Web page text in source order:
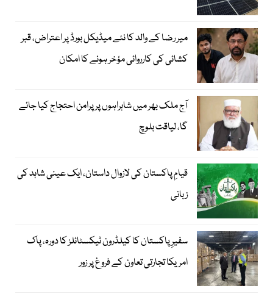
میر رضا کے والد کا نئے میڈیکل بورڈ پر اعتراض، قبر
کشائی کی کارروائی مؤخر ہونے کا امکان
آج ملک بھر میں شاہراہوں پر پرامن احتجاج کیا جائے
گا، لیاقت بلوچ
قیامِ پاکستان کی لازوال داستان، ایک عینی شاہد کی
زبانی
سفیرِ پاکستان کا کیلڈرون ٹیکسٹائلز کا دورہ، پاک
امریکا تجارتی تعاون کے فروغ پر زور